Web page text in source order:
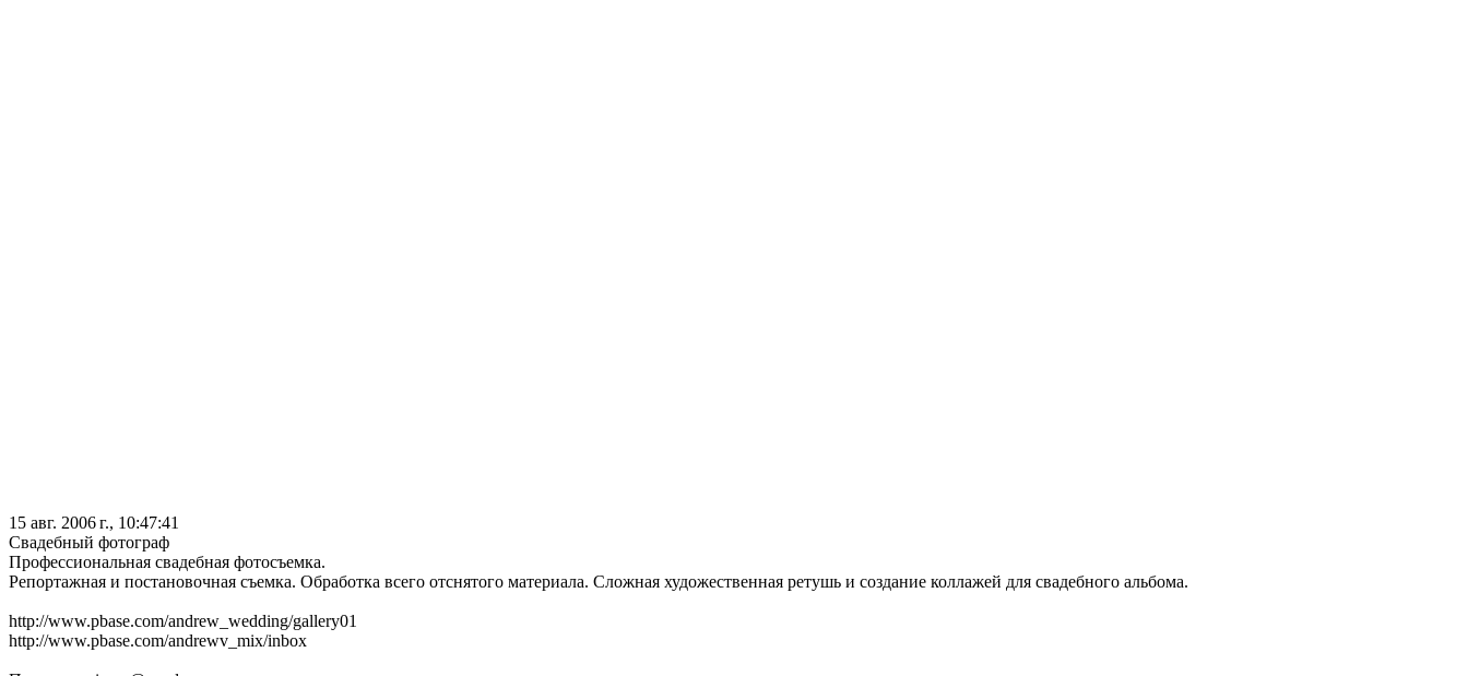
15 авг. 2006 г., 10:47:41
Свадебный фотограф
Профессиональная свадебная фотосъемка.
Репортажная и постановочная съемка. Обработка всего отснятого материала. Сложная художественная ретушь и создание коллажей для свадебного альбома.
http://www.pbase.com/andrew_wedding/gallery01
http://www.pbase.com/andrewv_mix/inbox